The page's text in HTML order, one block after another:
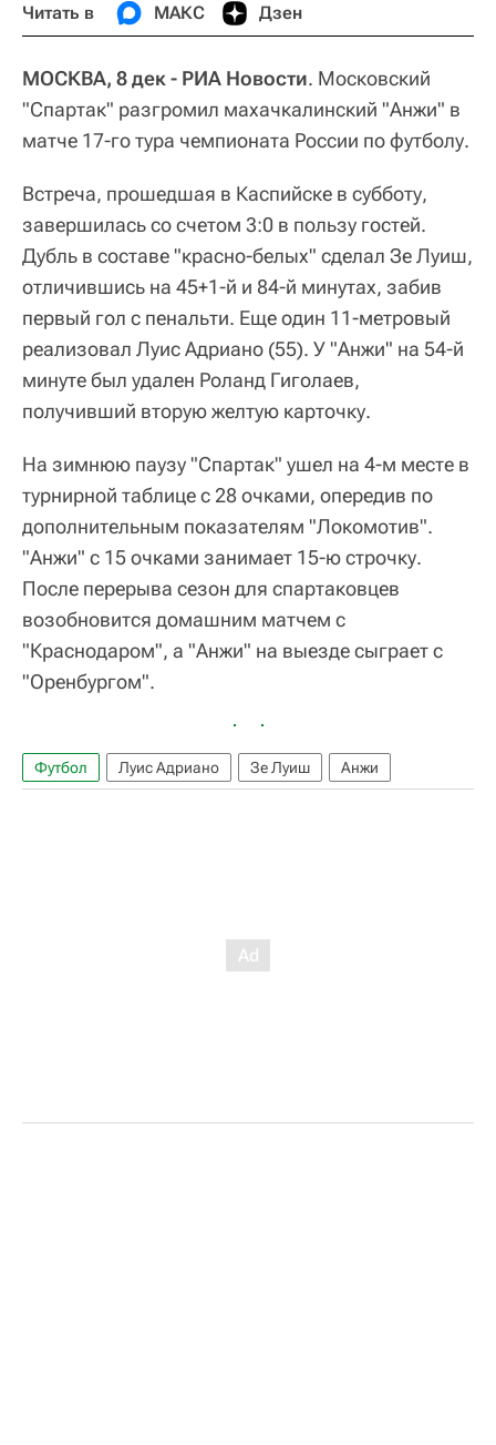
Читать в МАКС Дзен
МОСКВА, 8 дек - РИА Новости. Московский
"Спартак" разгромил махачкалинский "Анжи" в
матче 17-го тура чемпионата России по футболу.
Встреча, прошедшая в Каспийске в субботу,
завершилась со счетом 3:0 в пользу гостей.
Дубль в составе "красно-белых" сделал Зе Луиш,
отличившись на 45+1-й и 84-й минутах, забив
первый гол с пенальти. Еще один 11-метровый
реализовал Луис Адриано (55). У "Анжи" на 54-й
минуте был удален Роланд Гиголаев,
получивший вторую желтую карточку.
На зимнюю паузу "Спартак" ушел на 4-м месте в
турнирной таблице с 28 очками, опередив по
дополнительным показателям "Локомотив".
"Анжи" с 15 очками занимает 15-ю строчку.
После перерыва сезон для спартаковцев
возобновится домашним матчем с
"Краснодаром", а "Анжи" на выезде сыграет с
"Оренбургом".
Футбол Луис Адриано Зе Луиш Анжи